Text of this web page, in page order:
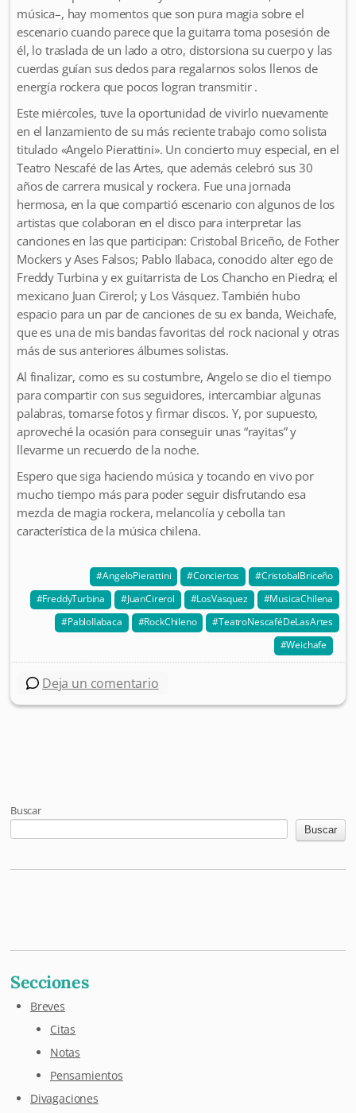
música–, hay momentos que son pura magia sobre el
escenario cuando parece que la guitarra toma posesión de
él, lo traslada de un lado a otro, distorsiona su cuerpo y las
cuerdas guían sus dedos para regalarnos solos llenos de
energía rockera que pocos logran transmitir .
Este miércoles, tuve la oportunidad de vivirlo nuevamente
en el lanzamiento de su más reciente trabajo como solista
titulado «Angelo Pierattini». Un concierto muy especial, en el
Teatro Nescafé de las Artes, que además celebró sus 30
años de carrera musical y rockera. Fue una jornada
hermosa, en la que compartió escenario con algunos de los
artistas que colaboran en el disco para interpretar las
canciones en las que participan: Cristobal Briceño, de Fother
Mockers y Ases Falsos; Pablo Ilabaca, conocido alter ego de
Freddy Turbina y ex guitarrista de Los Chancho en Piedra; el
mexicano Juan Cirerol; y Los Vásquez. También hubo
espacio para un par de canciones de su ex banda, Weichafe,
que es una de mis bandas favoritas del rock nacional y otras
más de sus anteriores álbumes solistas.
Al finalizar, como es su costumbre, Angelo se dio el tiempo
para compartir con sus seguidores, intercambiar algunas
palabras, tomarse fotos y firmar discos. Y, por supuesto,
aproveché la ocasión para conseguir unas “rayitas” y
llevarme un recuerdo de la noche.
Espero que siga haciendo música y tocando en vivo por
mucho tiempo más para poder seguir disfrutando esa
mezcla de magia rockera, melancolía y cebolla tan
característica de la música chilena.
AngeloPierattini Conciertos
CristobalBriceño
FreddyTurbina
JuanCirerol LosVasquez
MusicaChilena
PabloIlabaca
RockChileno
TeatroNescaféDeLasArtes
Weichafe
Deja un comentario
Buscar
Buscar
Secciones
Breves
Citas
Notas
Pensamientos
Divagaciones